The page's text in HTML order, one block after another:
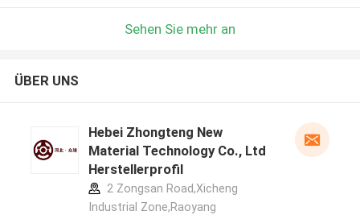
Sehen Sie mehr an
ÜBER UNS
Hebei Zhongteng New
Material Technology Co., Ltd
Herstellerprofil
2 Zongsan Road,Xicheng
Industrial Zone,Raoyang